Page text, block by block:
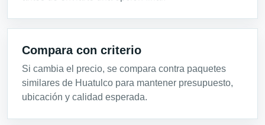
Compara con criterio
Si cambia el precio, se compara contra paquetes
similares de Huatulco para mantener presupuesto,
ubicación y calidad esperada.